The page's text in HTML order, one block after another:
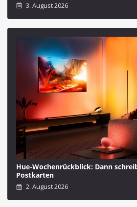
3. August 2026
Hue-Wochenrückblick: Dann
Postkarten
2. August 2026